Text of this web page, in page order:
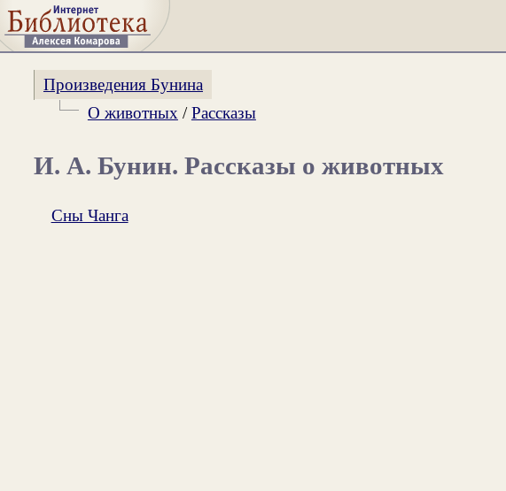
Произведения Бунина
О животных /Рассказы
И. А. Бунин. Рассказы о животных
Сны Чанга